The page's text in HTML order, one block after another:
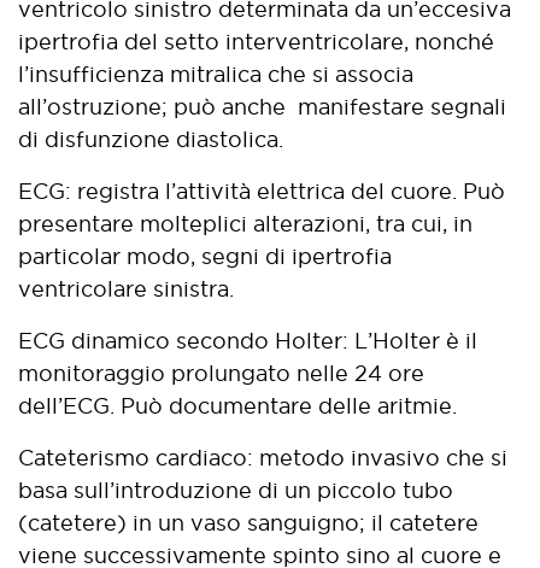
ventricolo sinistro determinata da un’eccesiva
ipertrofia del setto interventricolare, nonché
l’insufficienza mitralica che si associa
all’ostruzione; può anche manifestare segnali
di disfunzione diastolica.
ECG: registra l’attività elettrica del cuore. Può
presentare molteplici alterazioni, tra cui, in
particolar modo, segni di ipertrofia
ventricolare sinistra.
ECG dinamico secondo Holter: L’Holter è il
monitoraggio prolungato nelle 24 ore
dell’ECG. Può documentare delle aritmie.
Cateterismo cardiaco: metodo invasivo che si
basa sull’introduzione di un piccolo tubo
(catetere) in un vaso sanguigno; il catetere
viene successivamente spinto sino al cuore e